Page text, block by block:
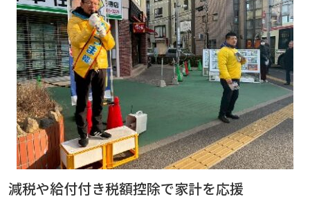
減税や給付付き税額控除で家計を応援